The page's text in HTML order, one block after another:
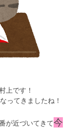
上です！
ってきましたね！
が近づいてきて今